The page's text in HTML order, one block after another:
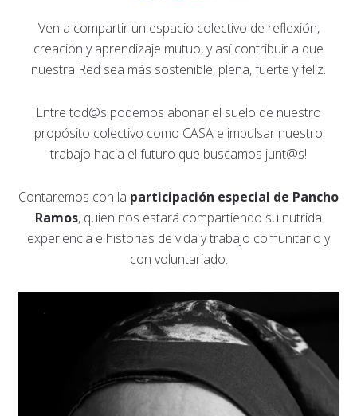
Ven a compartir un espacio colectivo de reflexión,
creación y aprendizaje mutuo, y así contribuir a que
nuestra Red sea más sostenible, plena, fuerte y feliz.
Entre tod@s podemos abonar el suelo de nuestro
propósito colectivo como CASA e impulsar nuestro
trabajo hacia el futuro que buscamos junt@s!
Contaremos con la participación especial de Pancho
Ramos, quien nos estará compartiendo su nutrida
experiencia e historias de vida y trabajo comunitario y
con voluntariado.